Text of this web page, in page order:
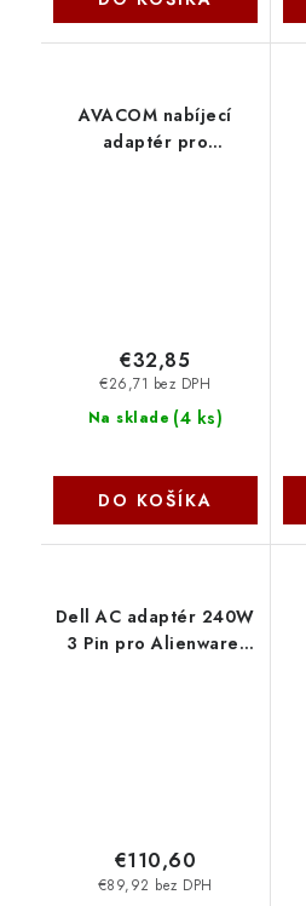
AVACOM nabíjecí
adaptér pro
Na sklade (4 ks)
€26,71 bez DPH
€32,85
DO KOŠÍKA
Dell AC adaptér 240W
3 Pin pro Alienware,
€89,92 bez DPH
€110,60